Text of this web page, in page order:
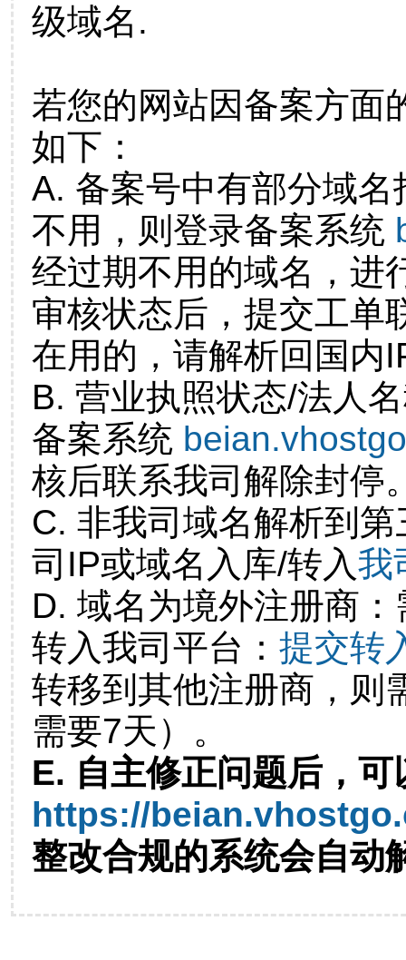
级域名.
若您的网站因备案方面
如下：
A. 备案号中有部分域
不用，则登录备案系统
经过期不用的域名，进
审核状态后，提交工单
在用的，请解析回国内
B. 营业执照状态/法人
备案系统
核后联系我司解除封停
C. 非我司域名解析到
司IP或域名入库/转入我
D. 域名为境外注册商
转入我司平台： 提交转
转移到其他注册商，则
需要7天）。
E. 自主修正问题后，可
https://
整改合规的系统会自动